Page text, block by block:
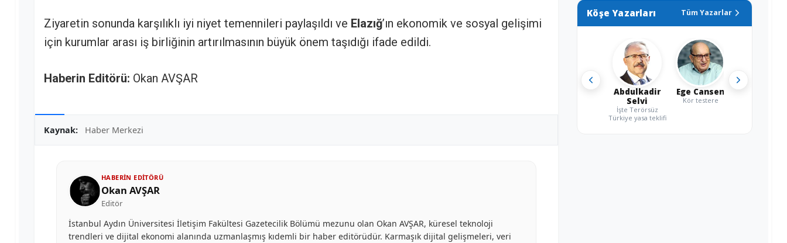
Ziyaretin sonunda karşılıklı iyi niyet temennileri paylaşıldı ve Elazığ’ın ekonomik ve sosyal gelişimi
için kurumlar arası iş birliğinin artırılmasının büyük önem taşıdığı ifade edildi.
Haberin Editörü: Okan AVŞAR
Kaynak: Haber Merkezi
HABERIN EDITÖRÜ
Okan AVŞAR
Editör
İstanbul Aydın Üniversitesi İletişim Fakültesi Gazetecilik Bölümü mezunu olan Okan AVŞAR, küresel teknoloji
trendleri ve dijital ekonomi alanında uzmanlaşmış kıdemli bir haber editörüdür. Karmaşık dijital gelişmeleri, veri
Köşe Yazarları Tüm Yazarlar
Abdulkadir
Selvi
İşte Terörsüz
Türkiye yasa teklifi
Ege Cansen
Kör testere